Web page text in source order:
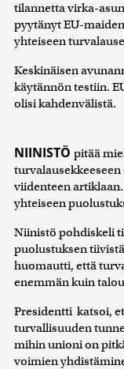
tilannetta virka-
pyytänyt EU-
yhteiseen
Keskinäisen
käytännön testiin.
olisi kahdenvälistä.
NIINISTÖ pitää
viidenteen
yhteiseen
Niinistö pohdiskeli
puolustuksen
huomautti, että
enemmän kuin
Presidentti katsoi,
turvallisuuden
mihin unioni on
voimien